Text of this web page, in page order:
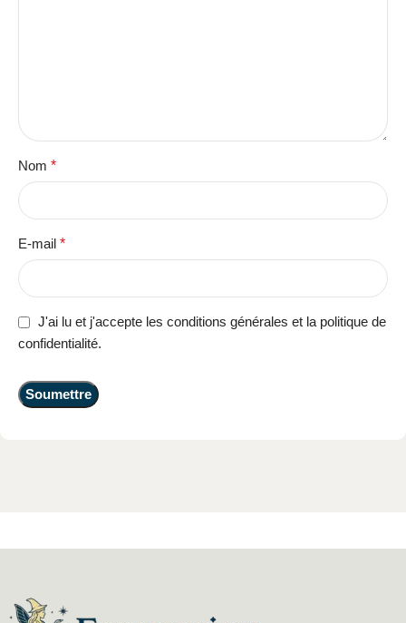
Nom *
E-mail *
J'ai lu et j'accepte les conditions générales et la politique de
confidentialité.